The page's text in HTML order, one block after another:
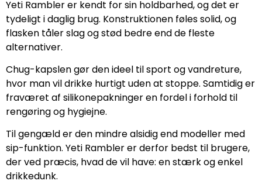
Yeti Rambler er kendt for sin holdbarhed, og det er
tydeligt i daglig brug. Konstruktionen føles solid, og
flasken tåler slag og stød bedre end de fleste
alternativer.
Chug-kapslen gør den ideel til sport og vandreture,
hvor man vil drikke hurtigt uden at stoppe. Samtidig er
fraværet af silikonepakninger en fordel i forhold til
rengøring og hygiejne.
Til gengæld er den mindre alsidig end modeller med
sip-funktion. Yeti Rambler er derfor bedst til brugere,
der ved præcis, hvad de vil have: en stærk og enkel
drikkedunk.